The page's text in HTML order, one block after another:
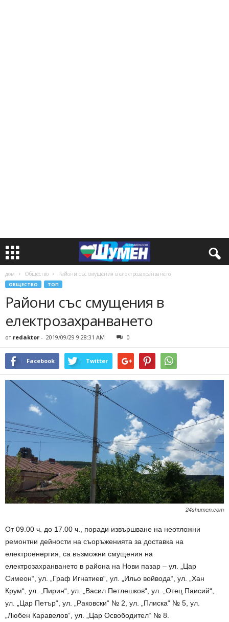
дом Общество Райони със смущения в електрозахранването
ОБЩЕСТВО ТОП
Райони със смущения в
електрозахранването
от redaktor - 2019/09/29 9:28:31 AM 0
Facebook Twitter
24shumen.com
От 09.00 ч. до 17.00 ч., поради извършване на неотложни
ремонтни дейности на съоръженията за доставка на
електроенергия, са възможни смущения на
електрозахранването в района на Нови пазар – ул. „Цар
Симеон“, ул. „Граф Игнатиев“, ул. „Ильо войвода“, ул. „Хан
Крум“, ул. „Пирин“, ул. „Васил Петлешков“, ул. „Отец Паисий“,
ул. „Цар Петър“, ул. „Раковски“ № 2, ул. „Плиска“ № 5, ул.
„Любен Каравелов“, ул. „Цар Освободител“ № 8.